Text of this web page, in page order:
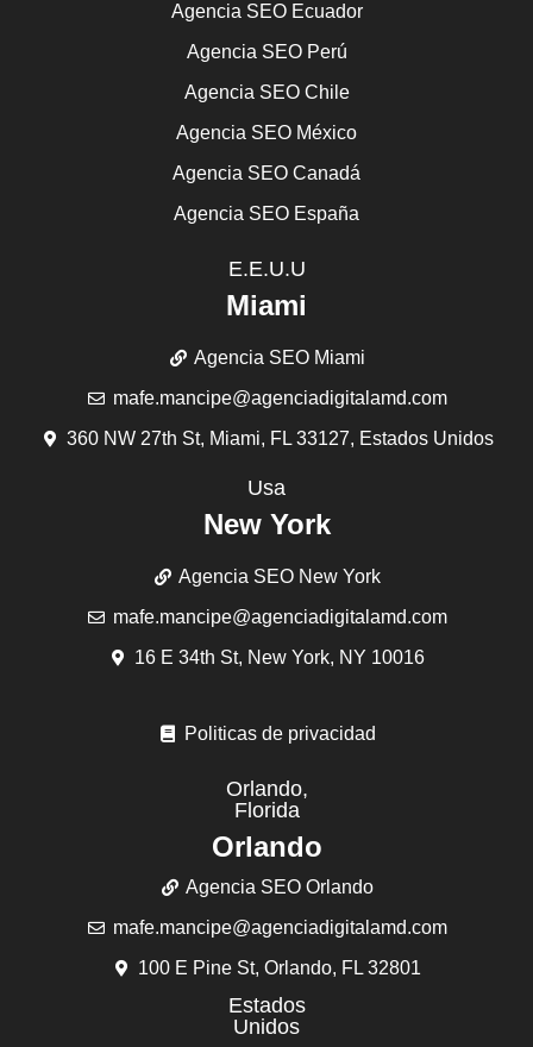
Agencia SEO Ecuador
Agencia SEO Perú
Agencia SEO Chile
Agencia SEO México
Agencia SEO Canadá
Agencia SEO España
E.E.U.U
Miami
Agencia SEO Miami
mafe.mancipe@agenciadigitalamd.com
360 NW 27th St, Miami, FL 33127, Estados Unidos
Usa
New York
Agencia SEO New York
mafe.mancipe@agenciadigitalamd.com
16 E 34th St, New York, NY 10016
Politicas de privacidad
Orlando,
Florida
Orlando
Agencia SEO Orlando
mafe.mancipe@agenciadigitalamd.com
100 E Pine St, Orlando, FL 32801
Estados
Unidos